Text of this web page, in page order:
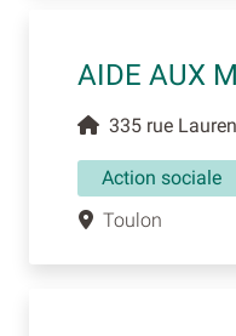
AIDE AUX
335 rue
Action sociale
Toulon